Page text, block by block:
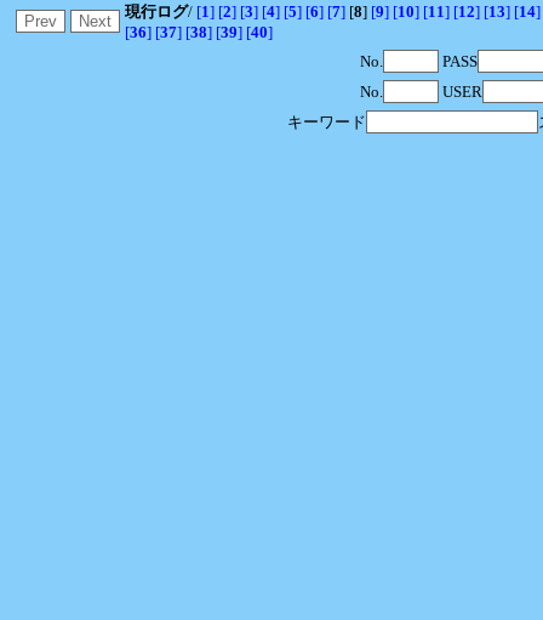
現行ログ/ [1] [2] [3] [4] [5] [6] [7] [8] [9] [10] [11] [12] [13] [14]
[36] [37] [38] [39] [40]
No.
PASS
No.
USER
キーワード